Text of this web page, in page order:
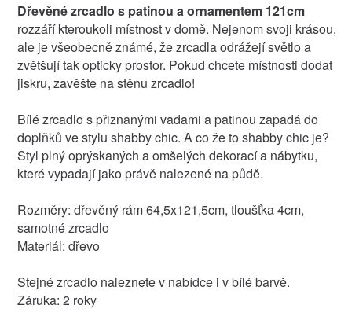
Dřevěné zrcadlo s patinou a ornamentem 121cm
rozzáří kteroukoli místnost v domě. Nejenom svoji krásou,
ale je všeobecně známé, že zrcadla odrážejí světlo a
zvětšují tak opticky prostor. Pokud chcete místnosti dodat
jiskru, zavěšte na stěnu zrcadlo!
Bílé zrcadlo s přiznanými vadami a patinou zapadá do
doplňků ve stylu shabby chic. A co že to shabby chic je?
Styl plný oprýskaných a omšelých dekorací a nábytku,
které vypadají jako právě nalezené na půdě.
Rozměry: dřevěný rám 64,5x121,5cm, tloušťka 4cm,
samotné zrcadlo
Materiál: dřevo
Stejné zrcadlo naleznete v nabídce i v bílé barvě.
Záruka: 2 roky